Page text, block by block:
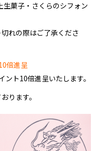
菓子・さくらのシフォン
れの際はご了承くださ
倍進呈
ト10倍進呈いたします。
ります。